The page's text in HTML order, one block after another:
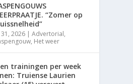
“Zomer op
2026 |Advertorial,
, Het weer
trainingen per week
Truiense Laurien